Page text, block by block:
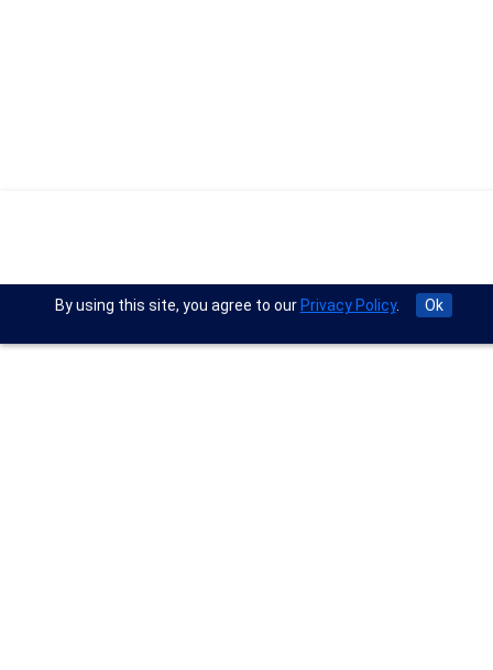
By using this site, you agree to ourPrivacy Policy. Ok